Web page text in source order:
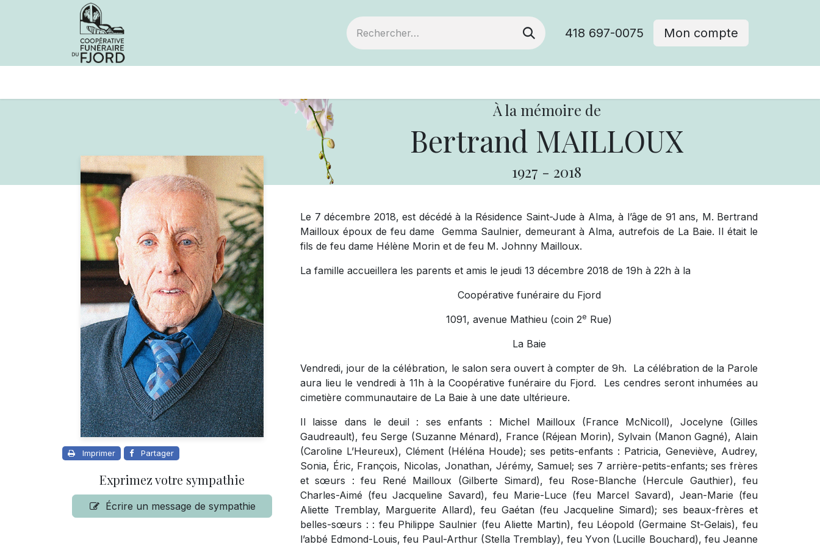
418 697-0075 Mon compte
À la mémoire de
Bertrand MAILLOUX
1927 - 2018
Imprimer Partager
Exprimez votre sympathie
Écrire un message de sympathie
Le 7 décembre 2018, est décédé à la Résidence Saint-Jude à Alma, à l’âge de 91 ans, M. Bertrand
Mailloux époux de feu dame
Gemma Saulnier, demeurant à Alma, autrefois de La Baie. Il était le
fils de feu dame Hélène Morin et de feu M. Johnny Mailloux.
La famille accueillera les parents et amis le jeudi 13 décembre 2018 de 19h à 22h à la
Coopérative funéraire du Fjord
1091, avenue Mathieu (coin 2e Rue)
La Baie
Vendredi, jour de la célébration, le salon sera ouvert à compter de 9h.
La célébration de la Parole
aura lieu le vendredi à 11h à la Coopérative funéraire du Fjord.
Les cendres seront inhumées au
cimetière communautaire de La Baie à une date ultérieure.
Il laisse dans le deuil : ses enfants : Michel Mailloux (France McNicoll), Jocelyne (Gilles
Gaudreault), feu Serge (Suzanne Ménard), France (Réjean Morin), Sylvain (Manon Gagné), Alain
(Caroline L’Heureux), Clément (Héléna Houde); ses petits-enfants : Patricia, Geneviève, Audrey,
Sonia, Éric, François, Nicolas, Jonathan, Jérémy, Samuel; ses 7 arrière-petits-enfants; ses frères
et sœurs : feu René Mailloux (Gilberte Simard), feu Rose-Blanche (Hercule Gauthier), feu
Charles-Aimé (feu Jacqueline Savard), feu Marie-Luce (feu Marcel Savard), Jean-Marie (feu
Aliette Tremblay, Marguerite Allard), feu Gaétan (feu Jacqueline Simard); ses beaux-frères et
belles-sœurs : : feu Philippe Saulnier (feu Aliette Martin), feu Léopold (Germaine St-Gelais), feu
l’abbé Edmond-Louis, feu Paul-Arthur (Stella Tremblay), feu Yvon (Lucille Bouchard), feu Jeanne